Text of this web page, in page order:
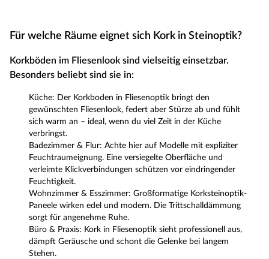
Für welche Räume eignet sich Kork in Steinoptik?
Korkböden im Fliesenlook sind vielseitig einsetzbar.
Besonders beliebt sind sie in:
Küche: Der Korkboden in Fliesenoptik bringt den
gewünschten Fliesenlook, federt aber Stürze ab und fühlt
sich warm an – ideal, wenn du viel Zeit in der Küche
verbringst.
Badezimmer & Flur: Achte hier auf Modelle mit expliziter
Feuchtraumeignung. Eine versiegelte Oberfläche und
verleimte Klickverbindungen schützen vor eindringender
Feuchtigkeit.
Wohnzimmer & Esszimmer: Großformatige Korksteinoptik-
Paneele wirken edel und modern. Die Trittschalldämmung
sorgt für angenehme Ruhe.
Büro & Praxis: Kork in Fliesenoptik sieht professionell aus,
dämpft Geräusche und schont die Gelenke bei langem
Stehen.